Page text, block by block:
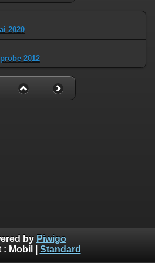
2020
2012
by Piwigo
: Mobil Standard